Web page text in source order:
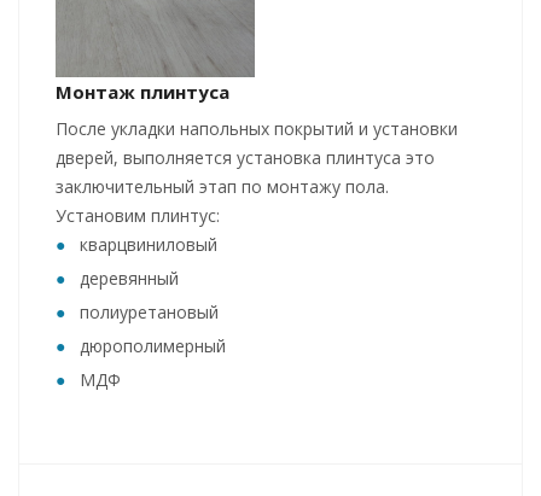
Монтаж плинтуса
После укладки напольных покрытий и установки
дверей, выполняется установка плинтуса это
заключительный этап по монтажу пола.
Установим плинтус:
кварцвиниловый
деревянный
полиуретановый
дюрополимерный
МДФ